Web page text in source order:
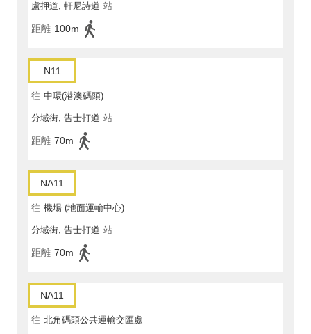
盧押道, 軒尼詩道 站
距離 100m
N11
往 中環(港澳碼頭)
分域街, 告士打道 站
距離 70m
NA11
往 機場 (地面運輸中心)
分域街, 告士打道 站
距離 70m
NA11
往 北角碼頭公共運輸交匯處